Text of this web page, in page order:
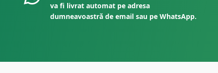
va fi livrat automat pe adresa
dumneavoastră de email sau pe WhatsApp.